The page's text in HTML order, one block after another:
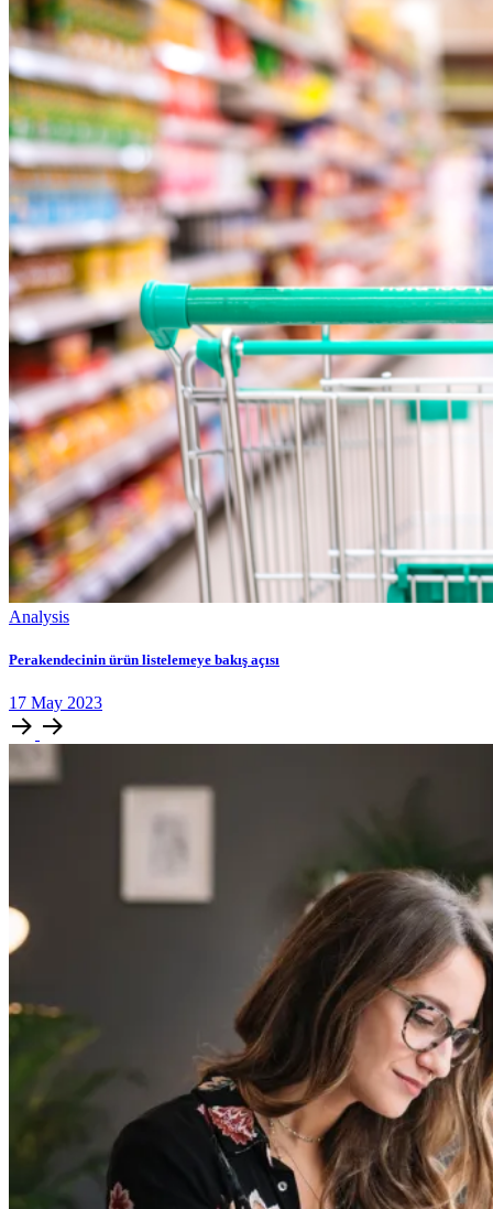
Analysis
Perakendecinin ürün listelemeye bakış açısı
17 May 2023